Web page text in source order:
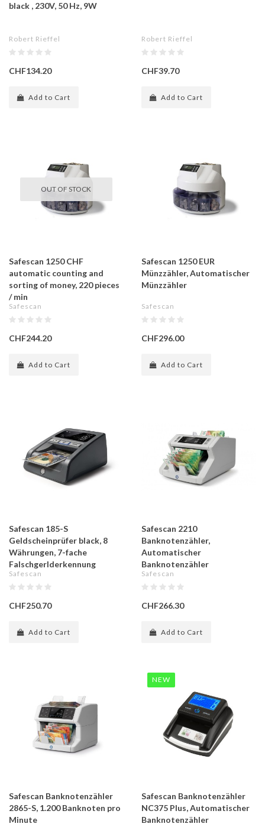
black , 230V, 50 Hz, 9W
Robert Rieffel
CHF134.20
Add to Cart
Robert Rieffel
CHF39.70
Add to Cart
OUT OF STOCK
Safescan 1250 CHF
automatic counting and
sorting of money, 220 pieces
/ min
Safescan
CHF244.20
Add to Cart
Safescan 1250 EUR
Münzzähler, Automatischer
Münzzähler
Safescan
CHF296.00
Add to Cart
Safescan 185-S
Geldscheinprüfer black, 8
Währungen, 7-fache
Falschgerlderkennung
Safescan
CHF250.70
Add to Cart
Safescan 2210
Banknotenzähler,
Automatischer
Banknotenzähler
Safescan
CHF266.30
Add to Cart
Safescan Banknotenzähler
2865-S, 1.200 Banknoten pro
Minute
NEW
Safescan Banknotenzähler
NC375 Plus, Automatischer
Banknotenzähler